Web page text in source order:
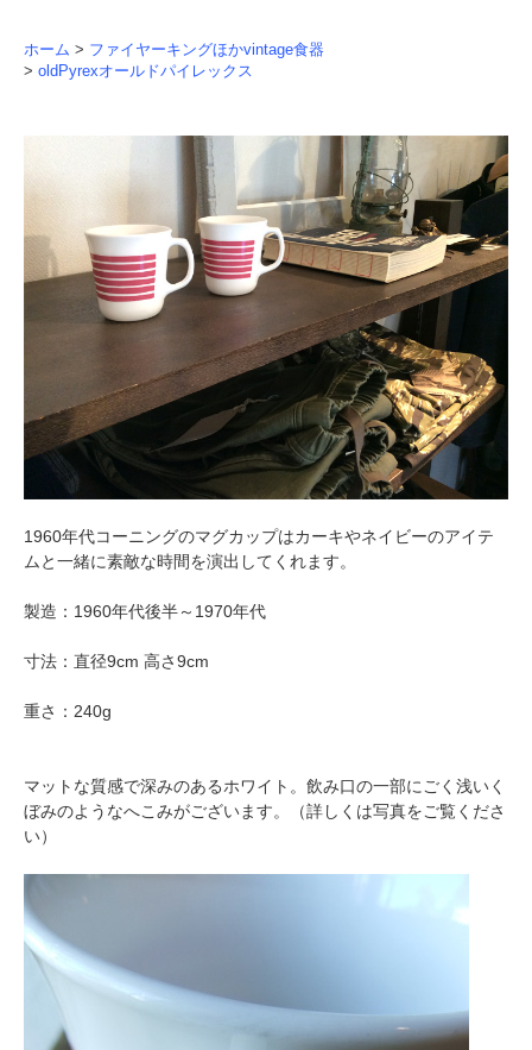
ホーム > ファイヤーキングほかvintage食器
> oldPyrexオールドパイレックス
1960年代コーニングのマグカップはカーキやネイビーのアイテ
ムと一緒に素敵な時間を演出してくれます。
製造：1960年代後半～1970年代
寸法：直径9cm 高さ9cm
重さ：240g
マットな質感で深みのあるホワイト。飲み口の一部にごく浅いく
ぼみのようなへこみがございます。（詳しくは写真をご覧くださ
い）